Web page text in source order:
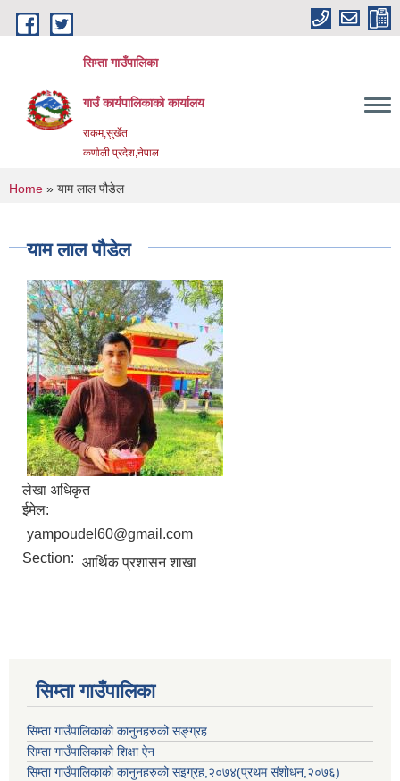
Skip to main content
सिम्ता गाउँपालिका
गाउँ कार्यपालिकाको कार्यालय
राकम,सुर्खेत
कर्णाली प्रदेश,नेपाल
You are here
Home » याम लाल पौडेल
याम लाल पौडेल
लेखा अधिकृत
ईमेल:
yampoudel60@gmail.com
Section: आर्थिक प्रशासन शाखा
सिम्ता गाउँपालिका
सिम्ता गाउँपालिकाको कानुनहरुको सङ्ग्रह
सिम्ता गाउँपालिकाको शिक्षा ऐन
सिम्ता गाउँपालिकाको कानुनहरुको सइग्रह,२०७४(प्रथम संशोधन,२०७६)